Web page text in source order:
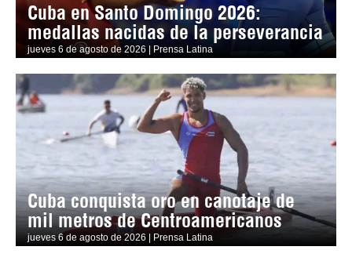
Cuba en Santo Domingo 2026:
medallas nacidas de la perseverancia
jueves 6 de agosto de 2026 | Prensa Latina
Cuba conquista oro en canotaje de
mil metros de Centroamericanos
jueves 6 de agosto de 2026 | Prensa Latina